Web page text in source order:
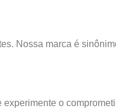
Nossa marca é
experimente o